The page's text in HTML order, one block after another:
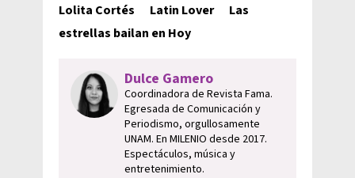
Lolita Cortés
Latin Lover
Las
estrellas bailan en Hoy
Dulce Gamero
Coordinadora de Revista Fama.
Egresada de Comunicación y
Periodismo, orgullosamente
UNAM. En MILENIO desde 2017.
Espectáculos, música y
entretenimiento.